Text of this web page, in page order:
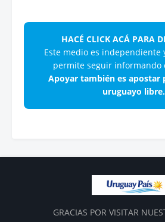
HACÉ CLICK ACÁ PARA
Este medio es independiente
permite seguir informando
Apoyar también es apostar
uruguayo libre.
GRACIAS POR VISITAR